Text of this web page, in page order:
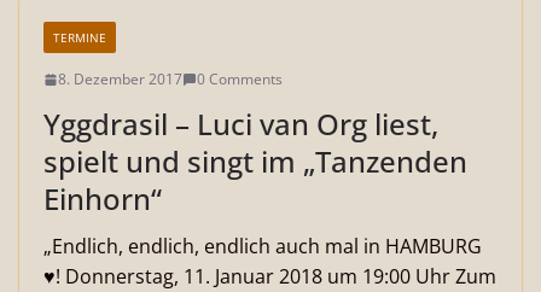
TERMINE
8. Dezember 2017 0 Comments
Yggdrasil – Luci van Org liest,
spielt und singt im „Tanzenden
Einhorn“
„Endlich, endlich, endlich auch mal in HAMBURG
♥! Donnerstag, 11. Januar 2018 um 19:00 Uhr Zum